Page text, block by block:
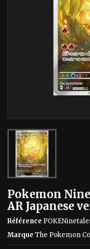
Pokemon
AR Japanese
Référence
Marque The Pokemon